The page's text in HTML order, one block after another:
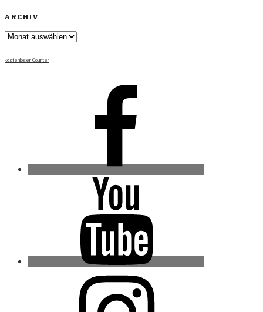
ARCHIV
Archiv
kostenloser Counter